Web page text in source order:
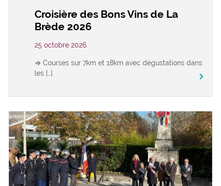
Croisière des Bons Vins de La
Brède 2026
25 octobre 2026
⇒ Courses sur 7km et 18km avec dégustations dans
les […]
keyboard_arrow_right